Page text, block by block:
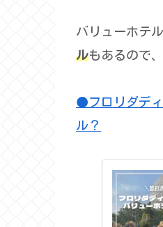
バリューホテ
ルもあるので
●フロリダデ
ル？